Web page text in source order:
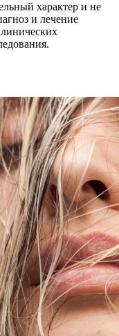
характер и не
и лечение